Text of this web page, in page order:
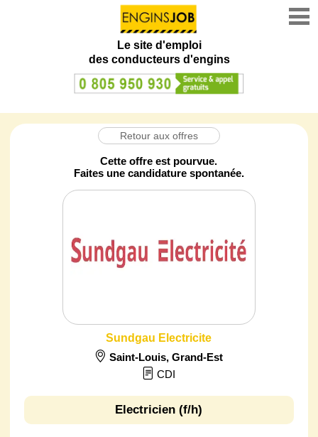
Le site d'emploi
des conducteurs d'engins
Retour aux offres
Cette offre est pourvue.
Faites une candidature spontanée.
Sundgau Electricite
Saint-Louis,Grand-Est
CDI
Electricien (f/h)